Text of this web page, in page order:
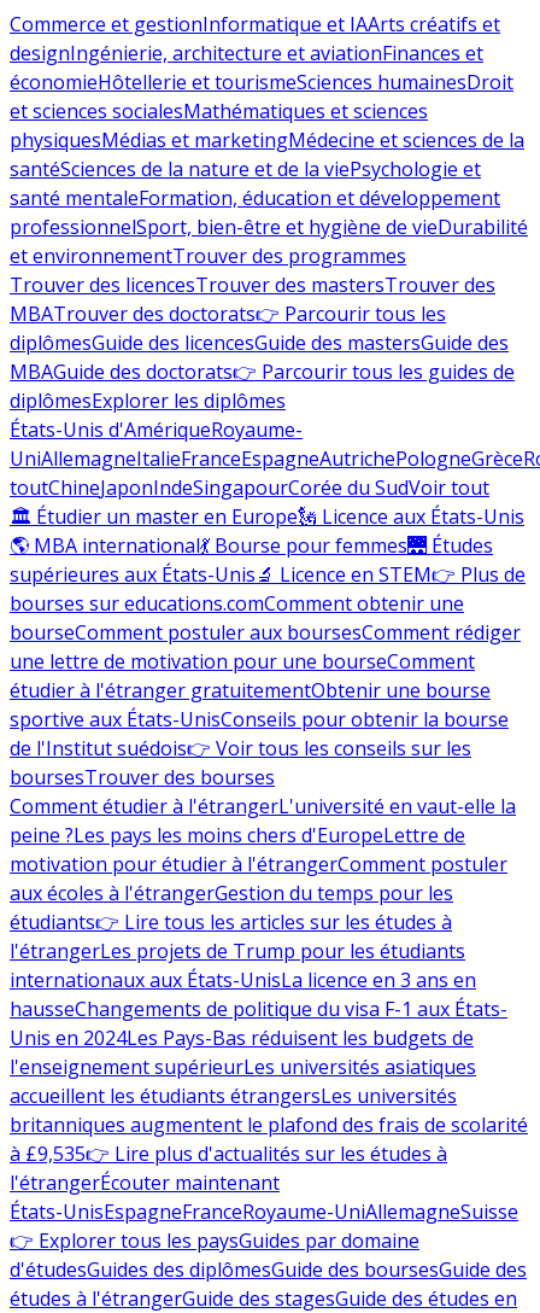
Commerce et gestionInformatique et IAArts créatifs et
designIngénierie, architecture et aviationFinances et
économieHôtellerie et tourismeSciences humainesDroit
et sciences socialesMathématiques et sciences
physiquesMédias et marketingMédecine et sciences de la
santéSciences de la nature et de la viePsychologie et
santé mentaleFormation, éducation et développement
professionnelSport, bien-être et hygiène de vieDurabilité
et environnementTrouver des programmes
Trouver des licencesTrouver des mastersTrouver des
MBATrouver des doctorats👉 Parcourir tous les
diplômesGuide des licencesGuide des mastersGuide des
MBAGuide des doctorats👉 Parcourir tous les guides de
diplômesExplorer les diplômes
États-Unis d'AmériqueRoyaume-
UniAllemagneItalieFranceEspagneAutrichePologneGrèce
toutChineJaponIndeSingapourCorée du SudVoir tout
🏛 Étudier un master en Europe🗽 Licence aux États-Unis
🌎 MBA international💃 Bourse pour femmes🌉 Études
supérieures aux États-Unis🔬 Licence en STEM👉 Plus de
bourses sur educations.comComment obtenir une
bourseComment postuler aux boursesComment rédiger
une lettre de motivation pour une bourseComment
étudier à l'étranger gratuitementObtenir une bourse
sportive aux États-UnisConseils pour obtenir la bourse
de l'Institut suédois👉 Voir tous les conseils sur les
boursesTrouver des bourses
Comment étudier à l'étrangerL'université en vaut-elle la
peine ?Les pays les moins chers d'EuropeLettre de
motivation pour étudier à l'étrangerComment postuler
aux écoles à l'étrangerGestion du temps pour les
étudiants👉 Lire tous les articles sur les études à
l'étrangerLes projets de Trump pour les étudiants
internationaux aux États-UnisLa licence en 3 ans en
hausseChangements de politique du visa F-1 aux États-
Unis en 2024Les Pays-Bas réduisent les budgets de
l'enseignement supérieurLes universités asiatiques
accueillent les étudiants étrangersLes universités
britanniques augmentent le plafond des frais de scolarité
à £9,535👉 Lire plus d'actualités sur les études à
l'étrangerÉcouter maintenant
États-UnisEspagneFranceRoyaume-UniAllemagneSuisse
👉 Explorer tous les paysGuides par domaine
d'étudesGuides des diplômesGuide des boursesGuide des
études à l'étrangerGuide des stagesGuide des études en